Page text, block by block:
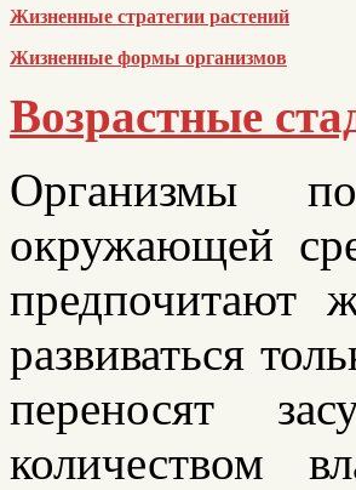
Жизненные стратегии растений
Жизненные формы организмов
Возрастные
Организмы
окружающей
предпочитают
развиваться
переносят
количеством